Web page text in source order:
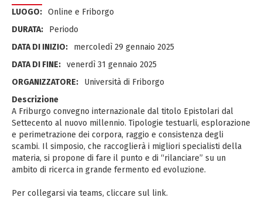
LUOGO: Online e Friborgo
DURATA:
Periodo
DATA DI INIZIO:
mercoledì 29 gennaio 2025
DATA DI FINE: venerdì 31 gennaio 2025
ORGANIZZATORE:
Università di Friborgo
Descrizione
A Friburgo convegno internazionale dal titolo Epistolari dal
Settecento al nuovo millennio. Tipologie testuarli, esplorazione
e perimetrazione dei corpora, raggio e consistenza degli
scambi. Il simposio, che raccoglierà i migliori specialisti della
materia, si propone di fare il punto e di “rilanciare” su un
ambito di ricerca in grande fermento ed evoluzione.
Per collegarsi via teams, cliccare sul link.